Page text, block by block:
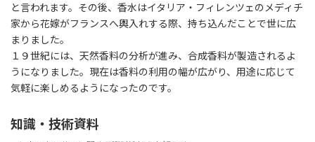
と言われます。その後、香水はイタリア・フィレンツェのメディチ
家から花嫁がフランスへ輿入れする際、持ち込んだことで世に広
まりました。
１９世紀には、天然香料の分析が進み、合成香料が製造されるよ
うになりました。現在は香料の利用の幅が広がり、用途に応じて
気軽に楽しめるようになったのです。
知識・技術資料